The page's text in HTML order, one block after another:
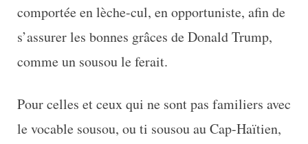
comportée en lèche-cul, en opportuniste, afin de
s’assurer les bonnes grâces de Donald Trump,
comme un sousou le ferait.
Pour celles et ceux qui ne sont pas familiers avec
le vocable sousou, ou ti sousou au Cap-Haïtien,